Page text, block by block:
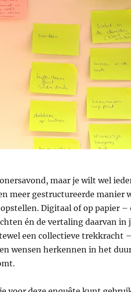
maar je wilt wel
meer gestructureerde manier
Digitaal of op papier –
én de vertaling daarvan in
een collectieve trekkracht
wensen herkennen in het